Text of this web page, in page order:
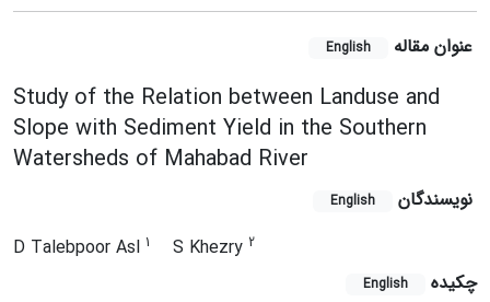
عنوان مقاله English
Study of the Relation between Landuse and
Slope with Sediment Yield in the Southern
Watersheds of Mahabad River
نویسندگان English
D Talebpoor Asl 1 S Khezry 2
چکیده English